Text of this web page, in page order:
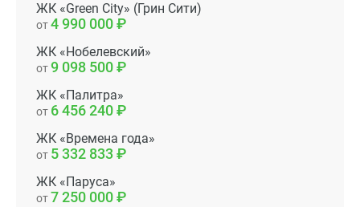
ЖК «Green City» (Грин Сити)
от4 990 000
ЖК «Нобелевский»
от9 098 500
ЖК «Палитра»
от 6 456 240
ЖК «Времена года»
от 5 332 833
ЖК «Паруса»
от7 250 000